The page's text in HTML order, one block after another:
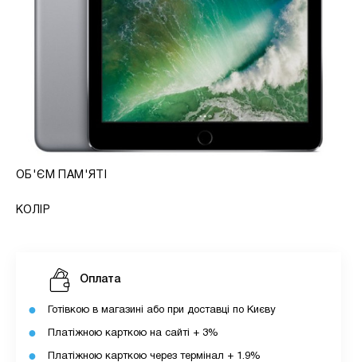
ОБ'ЄМ ПАМ'ЯТІ
КОЛІР
Оплата
Готівкою в магазині або при доставці по Києву
Платіжною карткою на сайті + 3%
Платіжною карткою через термінал + 1.9%